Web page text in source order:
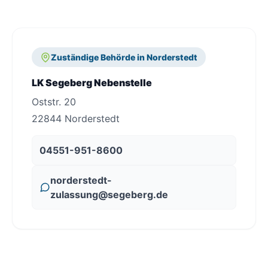
Zuständige Behörde in Norderstedt
LK Segeberg Nebenstelle
Oststr. 20
22844 Norderstedt
04551-951-8600
norderstedt-
zulassung@segeberg.de